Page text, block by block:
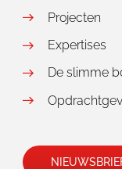
Projecten
Expertises
De slimme